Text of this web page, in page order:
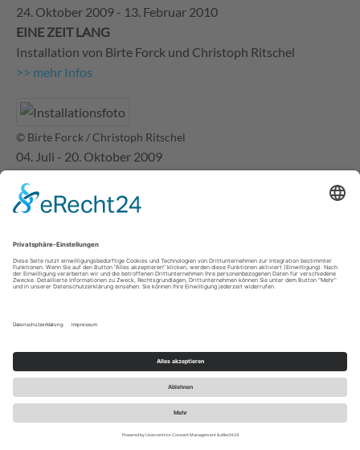
24. Oktober 2009 - 13. Februar 2010
EINE ZEIT LANG
Installation von Birte Forck und Christoph Ritschel
>> mehr Infos
© Birte Forck / Christoph Ritschel
04. Juli - 20. Oktober 2009
Fotocollagen
>> mehr Infos
© Rasmus Hirthe
IBK Kulturtours Deutschland
IBK Kulturtours Schweiz